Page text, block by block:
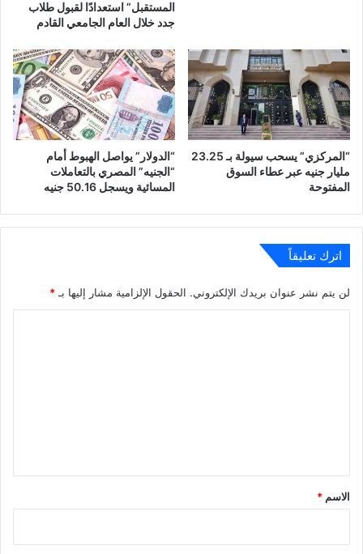
المستقبل” استعدادًا لقبول طلاب
جدد خلال العام الجامعي القادم
“المركزي” يسحب سيولة بـ 23.25
مليار جنيه عبر عطاء السوق
المفتوحة
“الدولار” يواصل الهبوط أمام
“الجنيه” المصري بالتعاملات
المسائية ويسجل 50.16 جنيه
اترك تعليقاً
لن يتم نشر عنوان بريدك الإلكتروني. الحقول الإلزامية مشار إليها بـ*
*
الاسم *